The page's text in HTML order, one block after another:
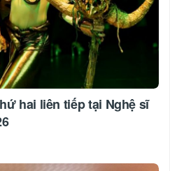
hai liên tiếp tại Nghệ sĩ